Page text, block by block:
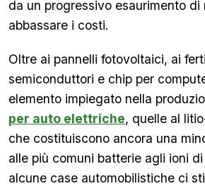
da un progressivo esaurimento di
abbassare i costi.
Oltre ai pannelli fotovoltaici, ai
semiconduttori e chip per
elemento impiegato nella
per auto elettriche, quelle al
che costituiscono ancora una
alle più comuni batterie agli ioni
alcune case automobilistiche ci